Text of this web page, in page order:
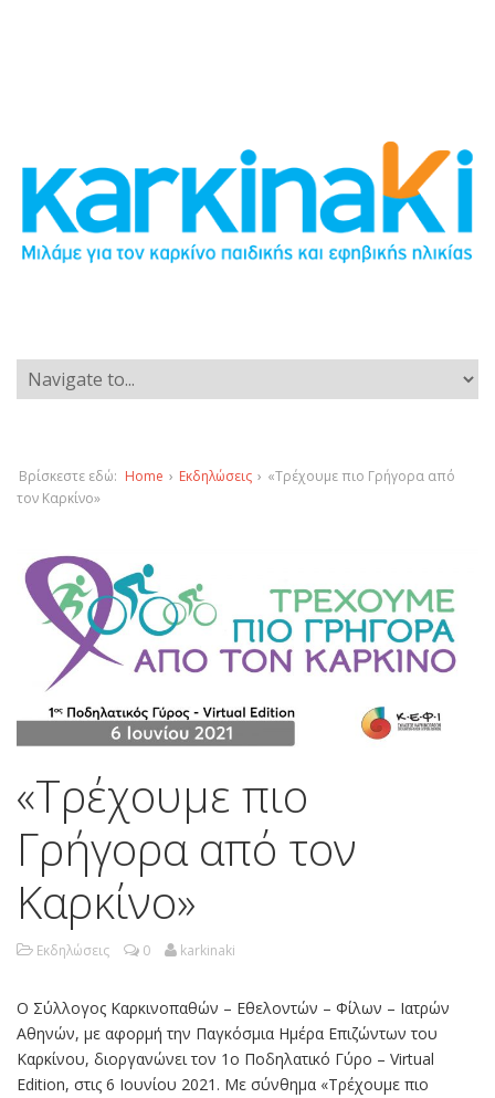
Βρίσκεστε εδώ: Home › Εκδηλώσεις › «Τρέχουμε πιο Γρήγορα από
τον Καρκίνο»
«Τρέχουμε πιο
Γρήγορα από τον
Καρκίνο»
Εκδηλώσεις 0 karkinaki
Ο Σύλλογος Καρκινοπαθών – Εθελοντών – Φίλων – Ιατρών
Αθηνών, με αφορμή την Παγκόσμια Ημέρα Επιζώντων του
Καρκίνου, διοργανώνει τον 1ο Ποδηλατικό Γύρο – Virtual
Edition, στις 6 Ιουνίου 2021. Με σύνθημα «Τρέχουμε πιο